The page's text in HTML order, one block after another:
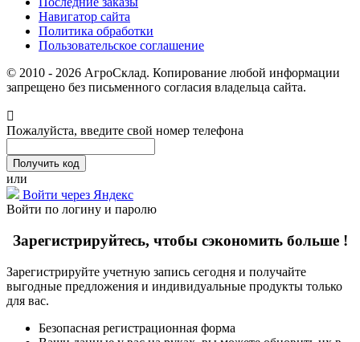
Навигатор сайта
Политика обработки
Пользовательское соглашение
© 2010 - 2026 АгроСклад. Копирование любой информации
запрещено без письменного согласия владельца сайта.
Пожалуйста, введите свой номер телефона
или
Войти через Яндекс
Войти по логину и паролю
Зарегистрируйтесь, чтобы сэкономить больше !
Зарегистрируйте учетную запись сегодня и получайте
выгодные предложения и индивидуальные продукты только
для вас.
Безопасная регистрационная форма